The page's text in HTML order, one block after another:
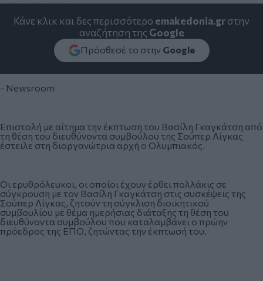
Κάνε κλικ και δες περισσότερο emakedonia.grστην
αναζήτηση της Google
Πρόσθεσέ το στην Google
- Newsroom
Επιστολή με αίτημα την έκπτωση του Βασίλη Γκαγκάτση από
τη θέση του διευθύνοντα συμβούλου της Σούπερ Λίγκας
έστειλε στη διοργανώτρια αρχή ο Ολυμπιακός.
Οι ερυθρόλευκοι, οι οποίοι έχουν έρθει πολλάκις σε
σύγκρουση με τον Βασίλη Γκαγκάτση στις συσκέψεις της
Σούπερ Λίγκας, ζητούν τη σύγκλιση διοικητικού
συμβουλίου με θέμα ημερήσιας διάταξης τη θέση του
διευθύνοντα συμβούλου που καταλαμβάνει ο πρώην
πρόεδρος της ΕΠΟ, ζητώντας την έκπτωσή του.